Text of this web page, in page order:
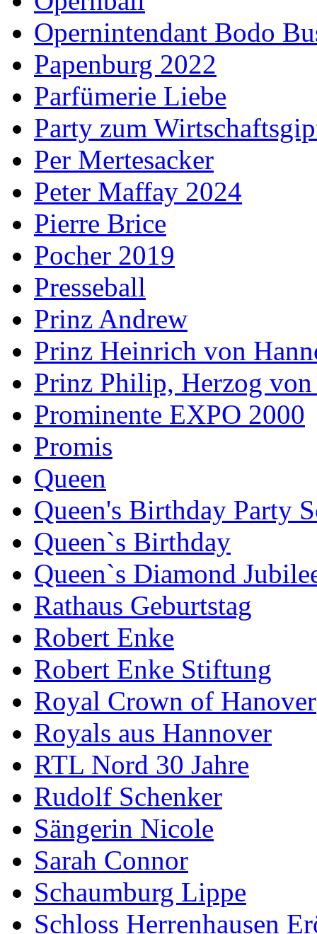
Opernintendant Bodo
Papenburg 2022
Parfümerie Liebe
Party zum
Per Mertesacker
Peter Maffay 2024
Pierre Brice
Pocher 2019
Presseball
Prinz Andrew
Prinz Heinrich von
Prinz Philip, Herzog
Prominente EXPO 2000
Promis
Queen
Queen's Birthday Party
Queen`s Birthday
Queen`s Diamond
Rathaus Geburtstag
Robert Enke
Robert Enke Stiftung
Royal Crown of Hanover
Royals aus Hannover
RTL Nord 30 Jahre
Rudolf Schenker
Sängerin Nicole
Sarah Connor
Schaumburg Lippe
Schloss Herrenhausen